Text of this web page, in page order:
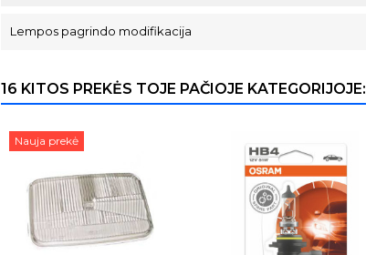
Lempos pagrindo modifikacija
16 KITOS PREKĖS TOJE PAČIOJE KATEGORIJOJE:
Nauja prekė